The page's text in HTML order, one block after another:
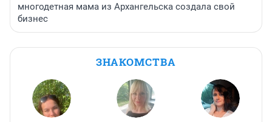
многодетная мама из Архангельска создала свой
бизнес
ЗНАКОМСТВА